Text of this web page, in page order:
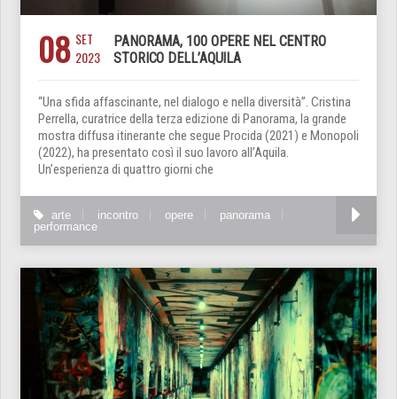
08 SET
2023
PANORAMA, 100 OPERE NEL CENTRO
STORICO DELL’AQUILA
“Una sfida affascinante, nel dialogo e nella diversità”. Cristina
Perrella, curatrice della terza edizione di Panorama, la grande
mostra diffusa itinerante che segue Procida (2021) e Monopoli
(2022), ha presentato così il suo lavoro all’Aquila.
Un’esperienza di quattro giorni che
arte incontro opere
panorama
performance